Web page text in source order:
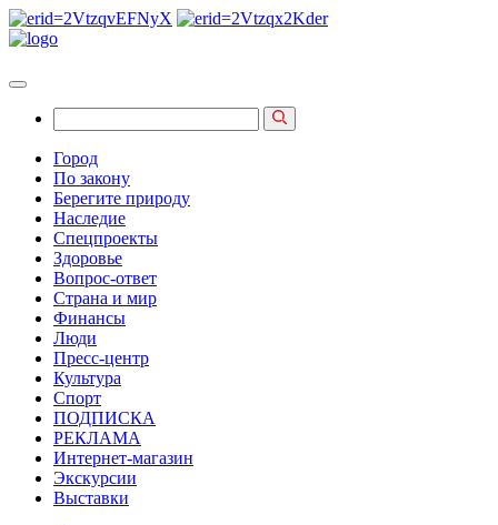
Город
По закону
Берегите природу
Наследие
Спецпроекты
Здоровье
Вопрос-ответ
Страна и мир
Финансы
Люди
Пресс-центр
Культура
Спорт
ПОДПИСКА
РЕКЛАМА
Интернет-магазин
Экскурсии
Выставки